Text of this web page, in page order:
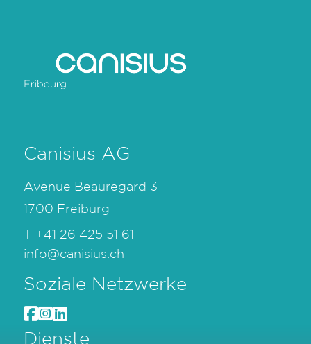
Canisius AG
Avenue Beauregard 3
1700 Freiburg
T +41 26 425 51 61
info@canisius.ch
Soziale Netzwerke
Dienste